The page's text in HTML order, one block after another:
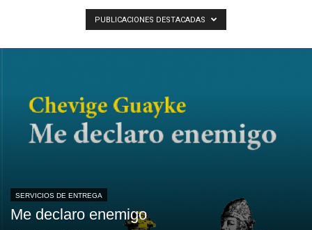
PUBLICACIONES DESTACADAS
SERVICIOS DE ENTREGA
Me declaro enemigo